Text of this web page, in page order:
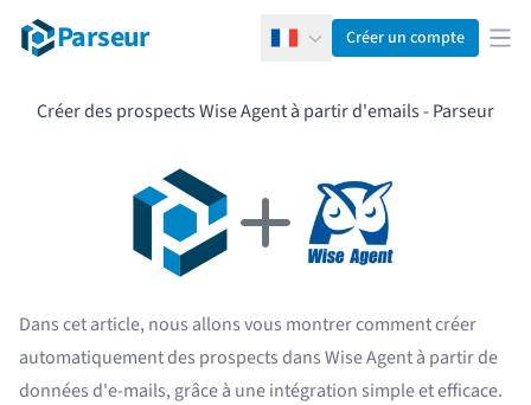
Parseur FrançaisCréer un compte
Créer des prospects Wise Agent à partir d'emails - Parseur
Dans cet article, nous allons vous montrer comment créer
automatiquement des prospects dans Wise Agent à partir de
données d'e-mails, grâce à une intégration simple et efficace.